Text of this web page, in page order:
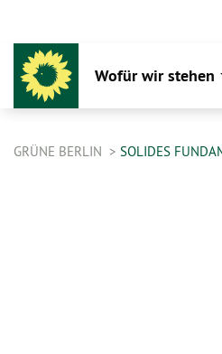
Wofür wir stehen
GRÜNE BERLIN SOLIDES